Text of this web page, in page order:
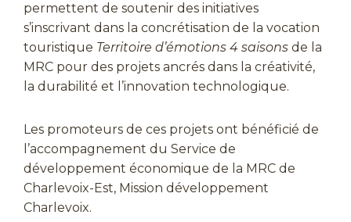
permettent de soutenir des initiatives
s’inscrivant dans la concrétisation de la vocation
touristique Territoire d’émotions 4 saisons de la
MRC pour des projets ancrés dans la créativité,
la durabilité et l’innovation technologique.
Les promoteurs de ces projets ont bénéficié de
l’accompagnement du Service de
développement économique de la MRC de
Charlevoix-Est, Mission développement
Charlevoix.